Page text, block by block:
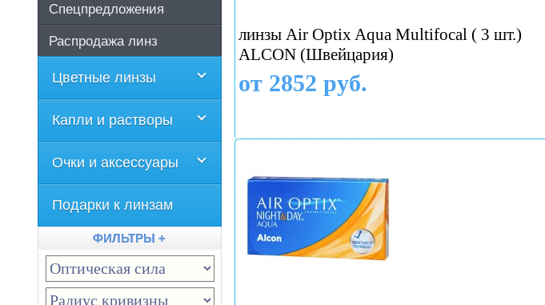
линзы Air Optix Aqua Multifocal ( 3 шт.)
ALCON (Швейцария)
от 2852 руб.
Спецпредложения
Распродажа линз
Цветные линзы
Капли и растворы
Очки и аксессуары
Подарки к линзам
ФИЛЬТРЫ +